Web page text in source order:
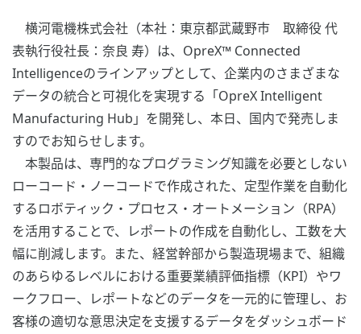
横河電機株式会社（本社：東京都武蔵野市 取締役 代
表執行役社長：奈良 寿）は、OpreX™ Connected
Intelligenceのラインアップとして、企業内のさまざまな
データの統合と可視化を実現する「OpreX Intelligent
Manufacturing Hub」を開発し、本日、国内で発売しま
すのでお知らせします。
本製品は、専門的なプログラミング知識を必要としない
ローコード・ノーコードで作成された、定型作業を自動化
するロボティック・プロセス・オートメーション（RPA）
を活用することで、レポートの作成を自動化し、工数を大
幅に削減します。また、経営幹部から製造現場まで、組織
のあらゆるレベルにおける重要業績評価指標（KPI）やワ
ークフロー、レポートなどのデータを一元的に管理し、お
客様の適切な意思決定を支援するデータをダッシュボード